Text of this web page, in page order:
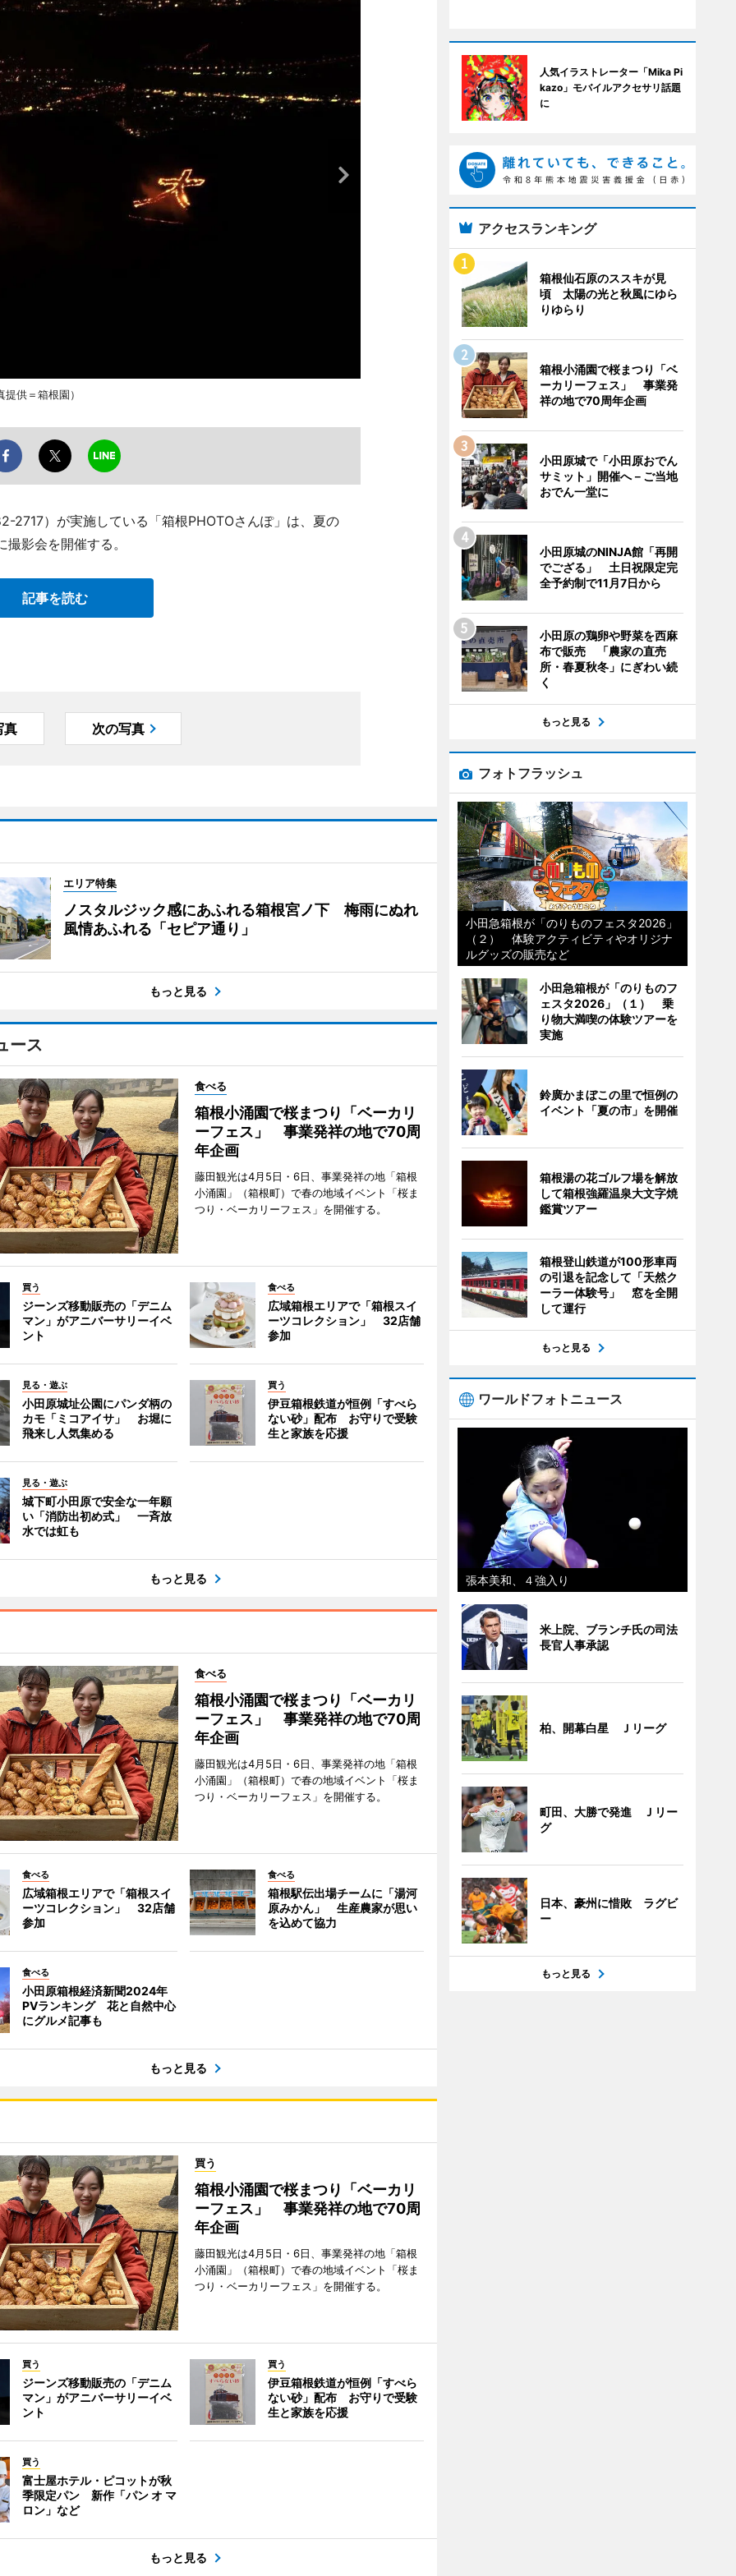
供＝箱根園）
2717）が実施している「箱根PHOTOさんぽ」は、夏の
影会を開催する。
記事を読む
真 次の写真
エリア特集
ノスタルジック感にあふれる箱根宮ノ下 梅雨にぬれ
風情あふれる「セピア通り」
もっと見る
ース
食べる
箱根小涌園で桜まつり「ベーカリ
ーフェス」 事業発祥の地で70周
年企画
藤田観光は4月5日・6日、事業発祥の地「箱根
小涌園」（箱根町）で春の地域イベント「桜ま
つり・ベーカリーフェス」を開催する。
買う
ジーンズ移動販売の「デニム
マン」がアニバーサリーイベ
ント
食べる
広域箱根エリアで「箱根スイ
ーツコレクション」 32店舗
参加
見る・遊ぶ
小田原城址公園にパンダ柄の
カモ「ミコアイサ」 お堀に
飛来し人気集める
買う
伊豆箱根鉄道が恒例「すべら
ない砂」配布 お守りで受験
生と家族を応援
見る・遊ぶ
城下町小田原で安全な一年願
い「消防出初め式」 一斉放
水では虹も
もっと見る
食べる
箱根小涌園で桜まつり「ベーカリ
ーフェス」 事業発祥の地で70周
年企画
藤田観光は4月5日・6日、事業発祥の地「箱根
小涌園」（箱根町）で春の地域イベント「桜ま
つり・ベーカリーフェス」を開催する。
食べる
広域箱根エリアで「箱根スイ
ーツコレクション」 32店舗
参加
食べる
箱根駅伝出場チームに「湯河
原みかん」 生産農家が思い
を込めて協力
食べる
小田原箱根経済新聞2024年
PVランキング 花と自然中心
にグルメ記事も
もっと見る
買う
箱根小涌園で桜まつり「ベーカリ
ーフェス」 事業発祥の地で70周
年企画
藤田観光は4月5日・6日、事業発祥の地「箱根
小涌園」（箱根町）で春の地域イベント「桜ま
つり・ベーカリーフェス」を開催する。
買う
ジーンズ移動販売の「デニム
マン」がアニバーサリーイベ
ント
買う
伊豆箱根鉄道が恒例「すべら
ない砂」配布 お守りで受験
生と家族を応援
買う
富士屋ホテル・ピコットが秋
季限定パン 新作「パン オ マ
ロン」など
もっと見る
人気イラストレーター「Mika Pi
kazo」モバイルアクセサリ話題
に
アクセスランキング
箱根仙石原のススキが見
頃 太陽の光と秋風にゆら
りゆらり
箱根小涌園で桜まつり「ベ
ーカリーフェス」 事業発
祥の地で70周年企画
小田原城で「小田原おでん
サミット」開催へ－ご当地
おでん一堂に
小田原城のNINJA館「再開
でござる」 土日祝限定完
全予約制で11月7日から
小田原の鶏卵や野菜を西麻
布で販売 「農家の直売
所・春夏秋冬」にぎわい続
く
もっと見る
フォトフラッシュ
小田急箱根が「のりものフェスタ2026」
（２） 体験アクティビティやオリジナ
ルグッズの販売など
小田急箱根が「のりものフ
ェスタ2026」（１） 乗
り物大満喫の体験ツアーを
実施
鈴廣かまぼこの里で恒例の
イベント「夏の市」を開催
箱根湯の花ゴルフ場を解放
して箱根強羅温泉大文字焼
鑑賞ツアー
箱根登山鉄道が100形車両
の引退を記念して「天然ク
ーラー体験号」 窓を全開
して運行
もっと見る
ワールドフォトニュース
張本美和、４強入り
米上院、ブランチ氏の司法
長官人事承認
柏、開幕白星 Ｊリーグ
町田、大勝で発進 Ｊリー
グ
日本、豪州に惜敗 ラグビ
ー
もっと見る